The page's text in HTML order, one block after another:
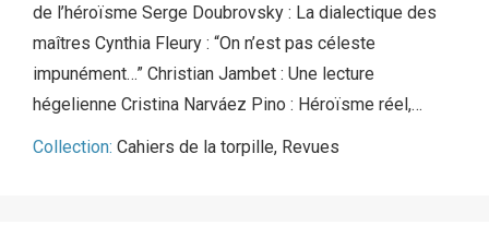
de l’héroïsme Serge Doubrovsky : La dialectique des
maîtres Cynthia Fleury : “On n’est pas céleste
impunément…” Christian Jambet : Une lecture
hégelienne Cristina Narváez Pino : Héroïsme réel,…
Collection: Cahiers de la torpille, Revues